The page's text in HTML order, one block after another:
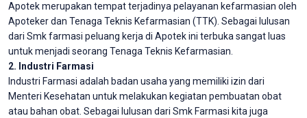
Apotek merupakan tempat terjadinya pelayanan kefarmasian oleh
Apoteker dan Tenaga Teknis Kefarmasian (TTK). Sebagai lulusan
dari Smk farmasi peluang kerja di Apotek ini terbuka sangat luas
untuk menjadi seorang Tenaga Teknis Kefarmasian.
2. Industri Farmasi
Industri Farmasi adalah badan usaha yang memiliki izin dari
Menteri Kesehatan untuk melakukan kegiatan pembuatan obat
atau bahan obat. Sebagai lulusan dari Smk Farmasi kita juga